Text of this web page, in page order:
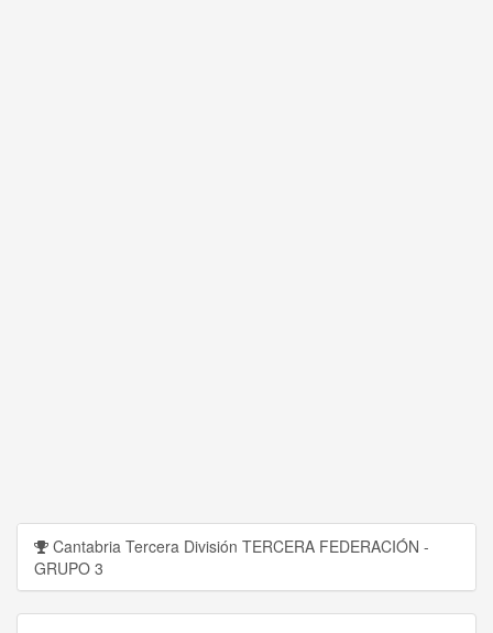
Cantabria Tercera División TERCERA FEDERACIÓN -
GRUPO 3